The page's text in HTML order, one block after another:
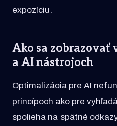
expozíciu.
Ako sa zobrazovať
a AI nástrojoch
Optimalizácia pre AI
princípoch ako pre
spolieha na spätné